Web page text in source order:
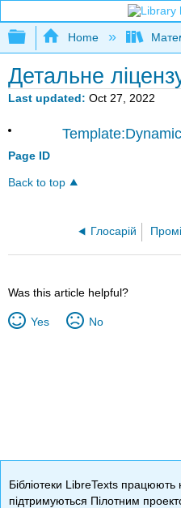
Expand/collapse
Home
Детальне
Last updated Oct 27, 2022
Page ID
Back to top
Глосарій
Was this article helpful?
Yes No
Бібліотеки LibreTexts працюють
підтримуються Пілотним